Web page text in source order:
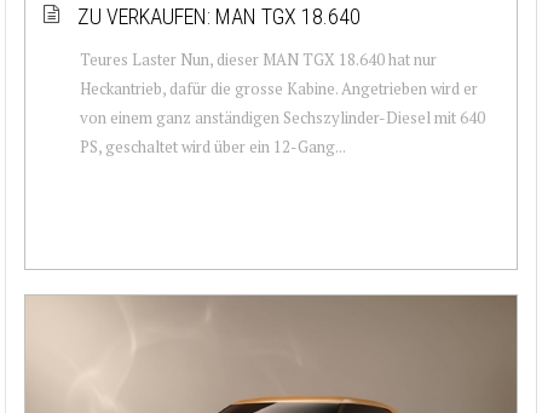
ZU VERKAUFEN: MAN TGX 18.640
Teures Laster Nun, dieser MAN TGX 18.640 hat nur
Heckantrieb, dafür die grosse Kabine. Angetrieben wird er
von einem ganz anständigen Sechszylinder-Diesel mit 640
PS, geschaltet wird über ein 12-Gang...